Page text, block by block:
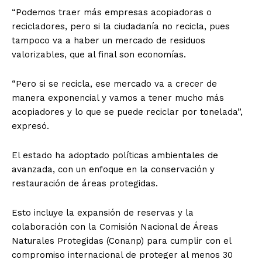
“Podemos traer más empresas acopiadoras o
recicladores, pero si la ciudadanía no recicla, pues
tampoco va a haber un mercado de residuos
valorizables, que al final son economías.
“Pero si se recicla, ese mercado va a crecer de
manera exponencial y vamos a tener mucho más
acopiadores y lo que se puede reciclar por tonelada”,
expresó.
El estado ha adoptado políticas ambientales de
avanzada, con un enfoque en la conservación y
restauración de áreas protegidas.
Esto incluye la expansión de reservas y la
colaboración con la Comisión Nacional de Áreas
Naturales Protegidas (Conanp) para cumplir con el
compromiso internacional de proteger al menos 30